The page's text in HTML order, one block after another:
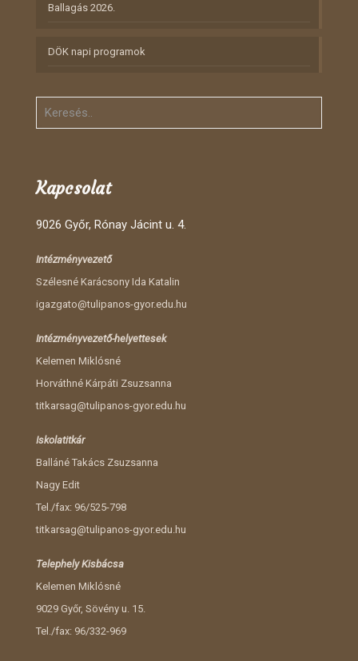
Ballagás 2026.
DÖK napi programok
Kapcsolat
9026 Győr, Rónay Jácint u. 4.
Intézményvezető
Szélesné Karácsony Ida Katalin
igazgato@tulipanos-gyor.edu.hu
Intézményvezető-helyettesek
Kelemen Miklósné
Horváthné Kárpáti Zsuzsanna
titkarsag@tulipanos-gyor.edu.hu
Iskolatitkár
Balláné Takács Zsuzsanna
Nagy Edit
Tel./fax: 96/525-798
titkarsag@tulipanos-gyor.edu.hu
Telephely Kisbácsa
Kelemen Miklósné
9029 Győr, Sövény u. 15.
Tel./fax: 96/332-969